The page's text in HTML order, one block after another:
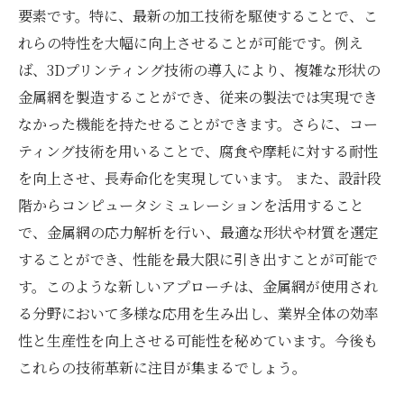
要素です。特に、最新の加工技術を駆使することで、こ
れらの特性を大幅に向上させることが可能です。例え
ば、3Dプリンティング技術の導入により、複雑な形状の
金属網を製造することができ、従来の製法では実現でき
なかった機能を持たせることができます。さらに、コー
ティング技術を用いることで、腐食や摩耗に対する耐性
を向上させ、長寿命化を実現しています。 また、設計段
階からコンピュータシミュレーションを活用すること
で、金属網の応力解析を行い、最適な形状や材質を選定
することができ、性能を最大限に引き出すことが可能で
す。このような新しいアプローチは、金属網が使用され
る分野において多様な応用を生み出し、業界全体の効率
性と生産性を向上させる可能性を秘めています。今後も
これらの技術革新に注目が集まるでしょう。